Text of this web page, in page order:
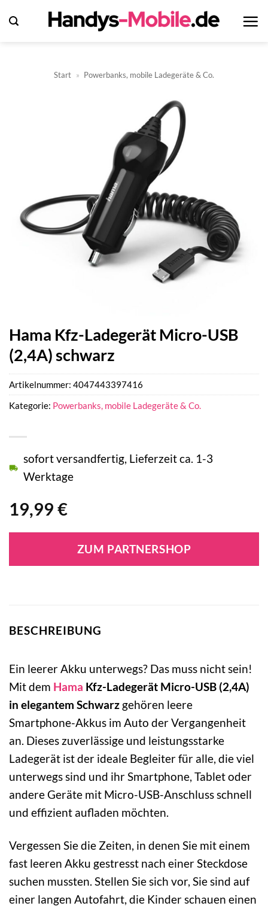
Inhalt
Start » Powerbanks, mobile Ladegeräte & Co.
Hama Kfz-Ladegerät Micro-USB
(2,4A) schwarz
19,99 €
sofort versandfertig, Lieferzeit ca. 1-3
Werktage
ZUM PARTNERSHOP
Artikelnummer: 4047443397416
Kategorie: Powerbanks, mobile Ladegeräte & Co.
BESCHREIBUNG
Ein leerer Akku unterwegs? Das muss nicht sein!
Mit dem Hama Kfz-Ladegerät Micro-USB (2,4A)
in elegantem Schwarz gehören leere
Smartphone-Akkus im Auto der Vergangenheit
an. Dieses zuverlässige und leistungsstarke
Ladegerät ist der ideale Begleiter für alle, die viel
unterwegs sind und ihr Smartphone, Tablet oder
andere Geräte mit Micro-USB-Anschluss schnell
und effizient aufladen möchten.
Vergessen Sie die Zeiten, in denen Sie mit einem
fast leeren Akku gestresst nach einer Steckdose
suchen mussten. Stellen Sie sich vor, Sie sind auf
einer langen Autofahrt, die Kinder schauen einen